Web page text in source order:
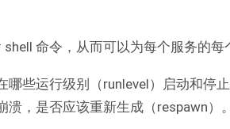
命令，从而可以为每个服务的
哪些运行级别（runlevel）启动和停
溃，是否应该重新生成（respawn）